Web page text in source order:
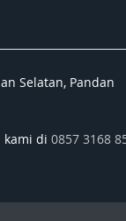
Selatan, Pandan
kami di 0857 3168